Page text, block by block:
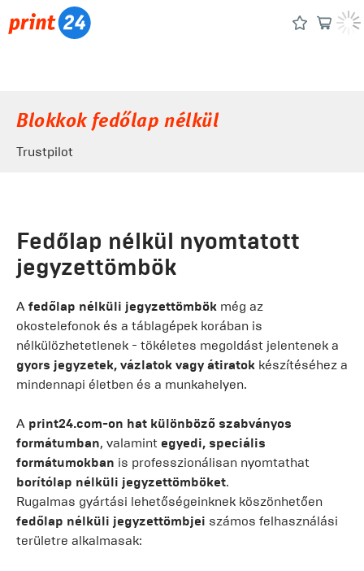
Blokkok fedőlap nélkül
Trustpilot
Fedőlap nélkül nyomtatott
jegyzettömbök
A fedőlap nélküli jegyzettömbök még az
okostelefonok és a táblagépek korában is
nélkülözhetetlenek - tökéletes megoldást jelentenek a
gyors jegyzetek, vázlatok vagy átiratok készítéséhez a
mindennapi életben és a munkahelyen.
A print24.com-on hat különböző szabványos
formátumban, valamint egyedi, speciális
formátumokban is professzionálisan nyomtathat
borítólap nélküli jegyzettömböket.
Rugalmas gyártási lehetőségeinknek köszönhetően
fedőlap nélküli jegyzettömbjei számos felhasználási
területre alkalmasak: